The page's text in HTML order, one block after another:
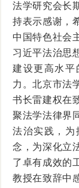
法学研究会长
持表示感谢，
中国特色社会
习近平法治思
建设更高水平
力。北京市法
书长雷建权在
聚法学法律界
法治实践，为
念，为深化立
了卓有成效的
教授在致辞中